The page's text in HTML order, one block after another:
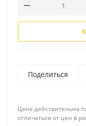
Поделиться
Цена действительна
отличаться от цен в